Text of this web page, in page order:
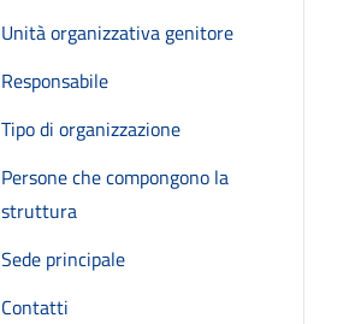
Unità organizzativa genitore
Responsabile
Tipo di organizzazione
Persone che compongono la
struttura
Sede principale
Contatti